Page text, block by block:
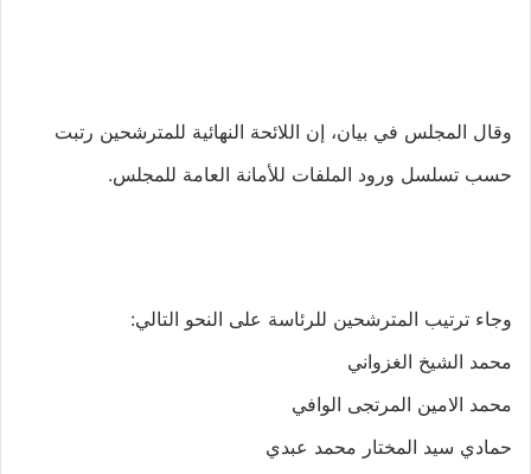
وقال المجلس في بيان، إن اللائحة النهائية للمترشحين رتبت
حسب تسلسل ورود الملفات للأمانة العامة للمجلس.
وجاء ترتيب المترشحين للرئاسة على النحو التالي:
محمد الشيخ الغزواني
محمد الامين المرتجى الوافي
حمادي سيد المختار محمد عبدي